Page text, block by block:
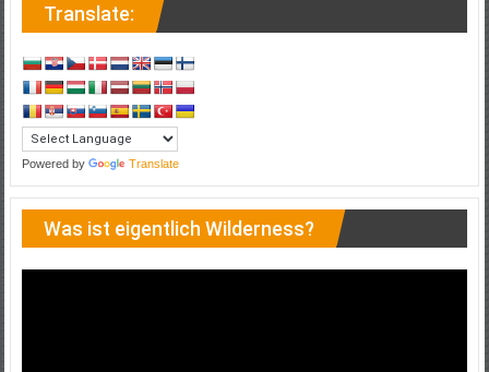
Translate:
Powered by Translate
Was ist eigentlich Wilderness?